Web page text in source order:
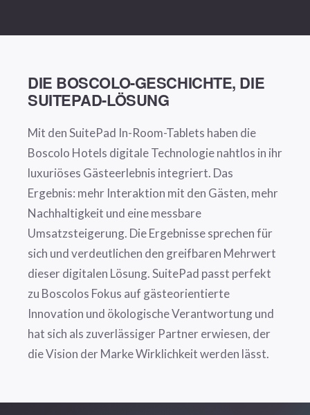
DIE BOSCOLO-GESCHICHTE, DIE
SUITEPAD-LÖSUNG
Mit den SuitePad In-Room-Tablets haben die
Boscolo Hotels digitale Technologie nahtlos in ihr
luxuriöses Gästeerlebnis integriert. Das
Ergebnis: mehr Interaktion mit den Gästen, mehr
Nachhaltigkeit und eine messbare
Umsatzsteigerung. Die Ergebnisse sprechen für
sich und verdeutlichen den greifbaren Mehrwert
dieser digitalen Lösung. SuitePad passt perfekt
zu Boscolos Fokus auf gästeorientierte
Innovation und ökologische Verantwortung und
hat sich als zuverlässiger Partner erwiesen, der
die Vision der Marke Wirklichkeit werden lässt.